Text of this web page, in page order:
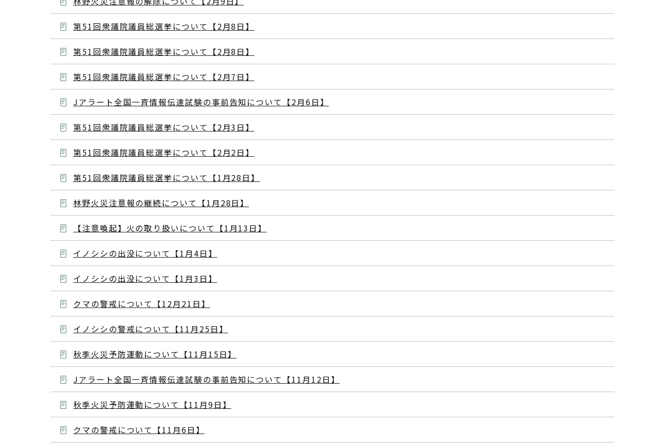
第51回衆議院議員総選挙について【2月8日】
第51回衆議院議員総選挙について【2月8日】
第51回衆議院議員総選挙について【2月7日】
Jアラート全国一斉情報伝達試験の事前告知について【2月6日】
第51回衆議院議員総選挙について【2月3日】
第51回衆議院議員総選挙について【2月2日】
第51回衆議院議員総選挙について【1月28日】
林野火災注意報の継続について【1月28日】
【注意喚起】火の取り扱いについて【1月13日】
イノシシの出没について【1月4日】
イノシシの出没について【1月3日】
クマの警戒について【12月21日】
イノシシの警戒について【11月25日】
秋季火災予防運動について【11月15日】
Jアラート全国一斉情報伝達試験の事前告知について【11月12日】
秋季火災予防運動について【11月9日】
クマの警戒について【11月6日】